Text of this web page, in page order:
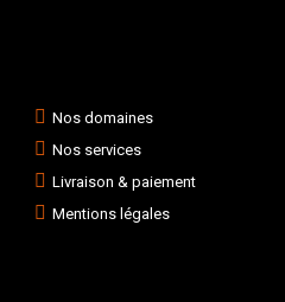
Nos domaines
Nos services
Livraison & paiement
Mentions légales